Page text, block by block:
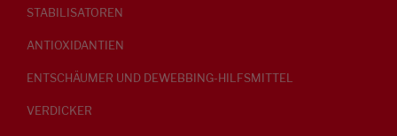
STABILISATOREN
ANTIOXIDANTIEN
ENTSCHÄUMER UND DEWEBBING-HILFSMITTEL
VERDICKER